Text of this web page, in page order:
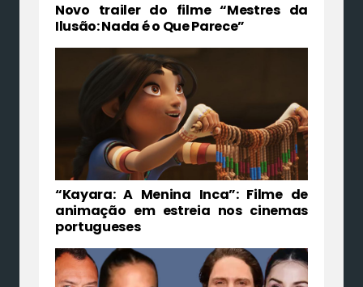
Novo trailer do filme “Mestres da
Ilusão: Nada é o Que Parece”
“Kayara: A Menina Inca”: Filme de
animação em estreia nos cinemas
portugueses